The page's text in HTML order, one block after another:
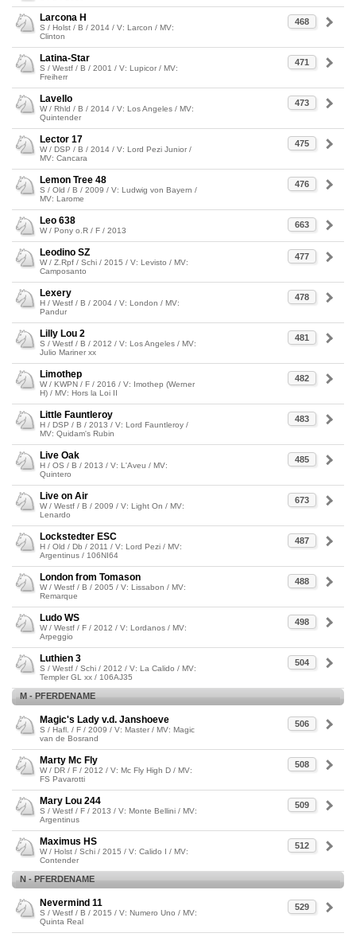
468
Larcona H
S / Holst / B / 2014 / V: Larcon / MV:
Clinton
471
Latina-Star
S / Westf / B / 2001 / V: Lupicor / MV:
Freiherr
473
Lavello
W / Rhld / B / 2014 / V: Los Angeles / MV:
Quintender
475
Lector 17
W / DSP / B / 2014 / V: Lord Pezi Junior /
MV: Cancara
476
Lemon Tree 48
S / Old / B / 2009 / V: Ludwig von Bayern /
MV: Larome
663
Leo 638
W / Pony o.R / F / 2013
477
Leodino SZ
W / Z.Rpf / Schi / 2015 / V: Levisto / MV:
Camposanto
478
Lexery
H / Westf / B / 2004 / V: London / MV:
Pandur
481
Lilly Lou 2
S / Westf / B / 2012 / V: Los Angeles / MV:
Julio Mariner xx
482
Limothep
W / KWPN / F / 2016 / V: Imothep (Werner
H) / MV: Hors la Loi II
483
Little Fauntleroy
H / DSP / B / 2013 / V: Lord Fauntleroy /
MV: Quidam's Rubin
485
Live Oak
H / OS / B / 2013 / V: L'Aveu / MV:
Quintero
673
Live on Air
W / Westf / B / 2009 / V: Light On / MV:
Lenardo
487
Lockstedter ESC
H / Old / Db / 2011 / V: Lord Pezi / MV:
Argentinus / 106NI64
488
London from Tomason
W / Westf / B / 2005 / V: Lissabon / MV:
Remarque
498
Ludo WS
W / Westf / F / 2012 / V: Lordanos / MV:
Arpeggio
504
Luthien 3
S / Westf / Schi / 2012 / V: La Calido / MV:
Templer GL xx / 106AJ35
M - PFERDENAME
506
Magic's Lady v.d. Janshoeve
S / Hafl. / F / 2009 / V: Master / MV: Magic
van de Bosrand
508
Marty Mc Fly
W / DR / F / 2012 / V: Mc Fly High D / MV:
FS Pavarotti
509
Mary Lou 244
S / Westf / F / 2013 / V: Monte Bellini / MV:
Argentinus
512
Maximus HS
W / Holst / Schi / 2015 / V: Calido I / MV:
Contender
N - PFERDENAME
529
Nevermind 11
S / Westf / B / 2015 / V: Numero Uno / MV:
Quinta Real